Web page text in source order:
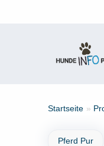
Startseite »
Pferd Pur